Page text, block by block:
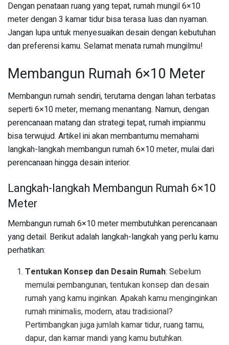
Dengan penataan ruang yang tepat, rumah mungil 6×10
meter dengan 3 kamar tidur bisa terasa luas dan nyaman.
Jangan lupa untuk menyesuaikan desain dengan kebutuhan
dan preferensi kamu. Selamat menata rumah mungilmu!
Membangun Rumah 6×10 Meter
Membangun rumah sendiri, terutama dengan lahan terbatas
seperti 6×10 meter, memang menantang. Namun, dengan
perencanaan matang dan strategi tepat, rumah impianmu
bisa terwujud. Artikel ini akan membantumu memahami
langkah-langkah membangun rumah 6×10 meter, mulai dari
perencanaan hingga desain interior.
Langkah-langkah Membangun Rumah 6×10
Meter
Membangun rumah 6×10 meter membutuhkan perencanaan
yang detail. Berikut adalah langkah-langkah yang perlu kamu
perhatikan:
Tentukan Konsep dan Desain Rumah: Sebelum
memulai pembangunan, tentukan konsep dan desain
rumah yang kamu inginkan. Apakah kamu menginginkan
rumah minimalis, modern, atau tradisional?
Pertimbangkan juga jumlah kamar tidur, ruang tamu,
dapur, dan kamar mandi yang kamu butuhkan.